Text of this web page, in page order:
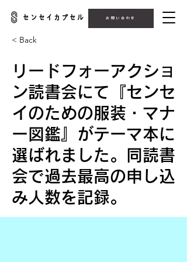
お問い合わせ
< Back
リードフォーアクショ
ン読書会にて『センセ
イのための服装・マナ
ー図鑑』がテーマ本に
選ばれました。同読書
会で過去最高の申し込
み人数を記録。